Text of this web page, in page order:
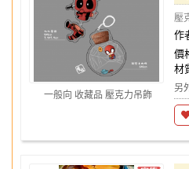
一般向 收藏品 壓克力吊飾
壓
作
價
材
另